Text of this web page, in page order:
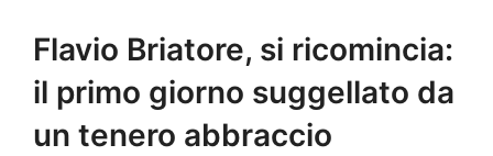
Flavio Briatore, si ricomincia:
il primo giorno suggellato da
un tenero abbraccio